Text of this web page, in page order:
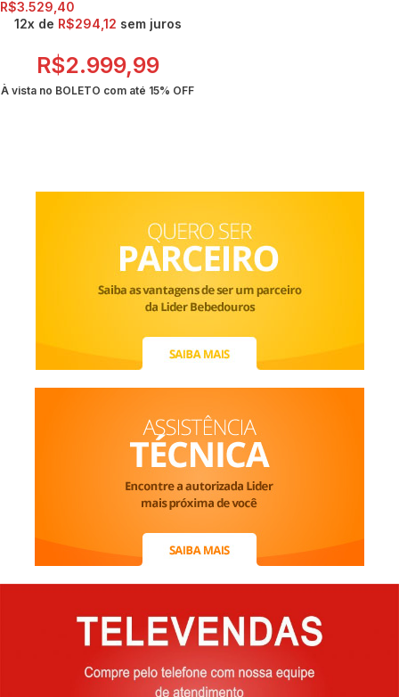
R$3.529,40
12x de R$294,12 sem juros
R$2.999,99
À vista no BOLETO com até 15% OFF